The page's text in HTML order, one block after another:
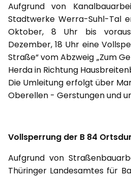
Aufgrund von
Stadtwerke Werra-Suhl-Tal
Oktober, 8 Uhr bis
Dezember, 18 Uhr eine
Straße“ vom Abzweig „Zum
Herda in Richtung
Die Umleitung erfolgt über
Oberellen - Gerstungen und
Vollsperrung der B 84
Aufgrund von
Thüringer Landesamtes für